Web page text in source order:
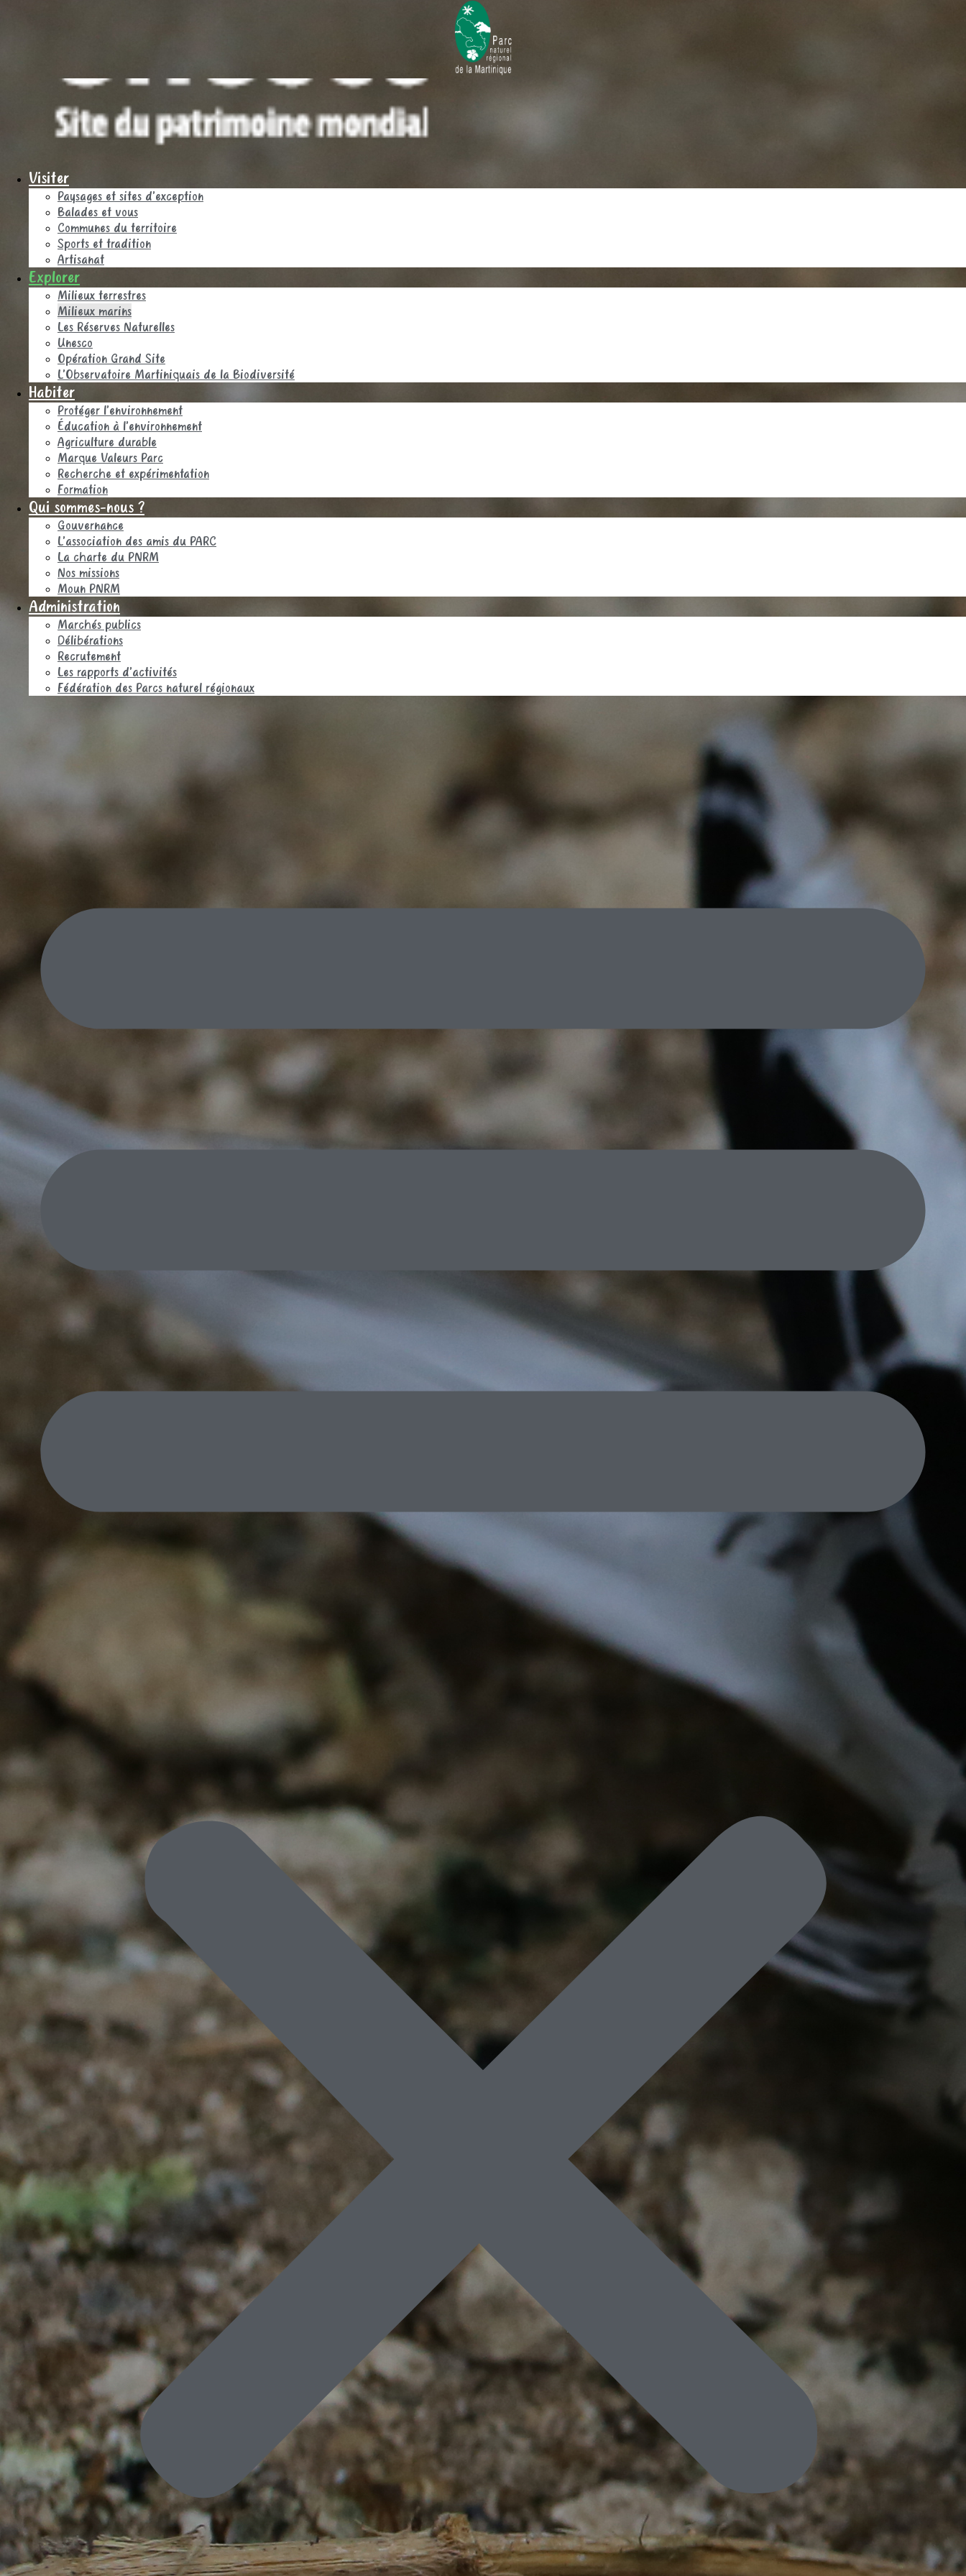
Visiter
Paysages et sites d’exception
Balades et vous
Communes du territoire
Sports et tradition
Artisanat
Explorer
Milieux terrestres
Milieux marins
Les Réserves Naturelles
Unesco
Opération Grand Site
L’Observatoire Martiniquais de la Biodiversité
Habiter
Protéger l’environnement
Éducation à l’environnement
Agriculture durable
Marque Valeurs Parc
Recherche et expérimentation
Formation
Qui sommes-nous ?
Gouvernance
L’association des amis du PARC
La charte du PNRM
Nos missions
Moun PNRM
Administration
Marchés publics
Délibérations
Recrutement
Les rapports d’activités
Fédération des Parcs naturel régionaux